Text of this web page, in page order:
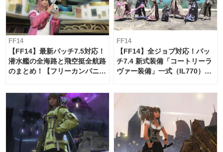
FF14
【FF14】最新パッチ7.5対応！
潜水艦の全海路と飛空挺全航路
のまとめ！【フリーカンパニ
FF14
【FF14】全ジョブ対応！パッ
チ7.4 新式装備「コートリーラ
ヴァー装備」一式（IL770）の